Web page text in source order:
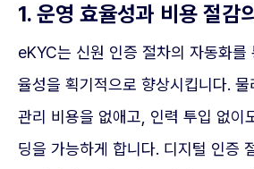
1. 운영 효율성과 비용 절감
eKYC는 신원 인증 절차의 자동화를
율성을 획기적으로 향상시킵니다.
관리 비용을 없애고, 인력 투입 없이
딩을 가능하게 합니다. 디지털 인증